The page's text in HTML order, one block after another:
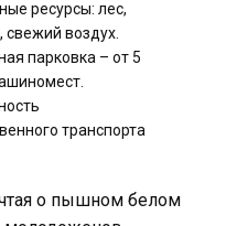
ресурсы: лес,
свежий воздух.
парковка – от 5
транспорта
о пышном белом